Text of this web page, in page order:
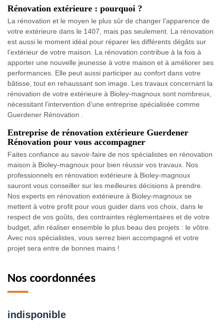
Rénovation extérieure : pourquoi ?
La rénovation et le moyen le plus sûr de changer l’apparence de
votre extérieure dans le 1407, mais pas seulement. La rénovation
est aussi le moment idéal pour réparer les différents dégâts sur
l’extérieur de votre maison. La rénovation contribue à la fois à
apporter une nouvelle jeunesse à votre maison et à améliorer ses
performances. Elle peut aussi participer au confort dans votre
bâtisse, tout en rehaussant son image. Les travaux concernant la
rénovation de votre extérieure à Bioley-magnoux sont nombreux,
nécessitant l’intervention d’une entreprise spécialisée comme
Guerdener Rénovation .
Entreprise de rénovation extérieure Guerdener
Rénovation pour vous accompagner
Faites confiance au savoir-faire de nos spécialistes en rénovation
maison à Bioley-magnoux pour bien réussir vos travaux. Nos
professionnels en rénovation extérieure à Bioley-magnoux
sauront vous conseiller sur les meilleures décisions à prendre.
Nos experts en rénovation extérieure à Bioley-magnoux se
mettent à votre profit pour vous guider dans vos choix, dans le
respect de vos goûts, des contraintes réglementaires et de votre
budget, afin réaliser ensemble le plus beau des projets : le vôtre.
Avec nos spécialistes, vous serrez bien accompagné et votre
projet sera entre de bonnes mains !
Nos coordonnées
indisponible